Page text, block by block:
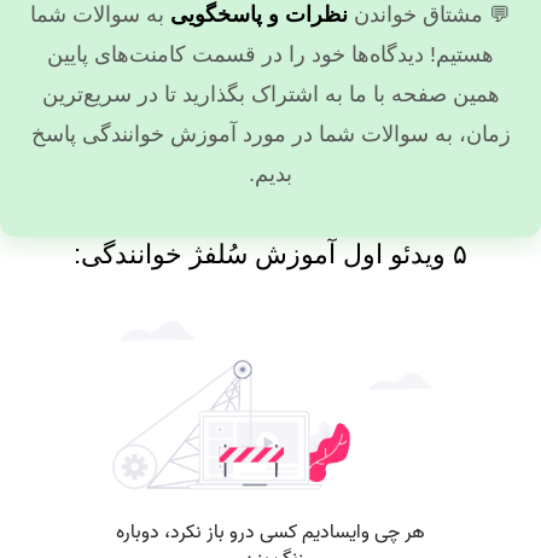
💬 مشتاق خواندن نظرات و پاسخگویی به سوالات شما
هستیم! دیدگاه‌ها خود را در قسمت کامنت‌های پایین
همین صفحه با ما به اشتراک بگذارید تا در سریع‌ترین
زمان، به سوالات شما در مورد آموزش خوانندگی پاسخ
بدیم.
۵ ویدئو اول آموزش سُلفژ خوانندگی: